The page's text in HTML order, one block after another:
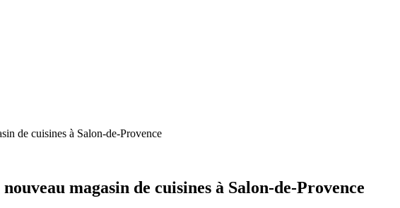
de cuisines à Salon-de-Provence
magasin de cuisines à Salon-de-Provence